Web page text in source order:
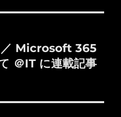
Microsoft 365
＠IT に連載記事